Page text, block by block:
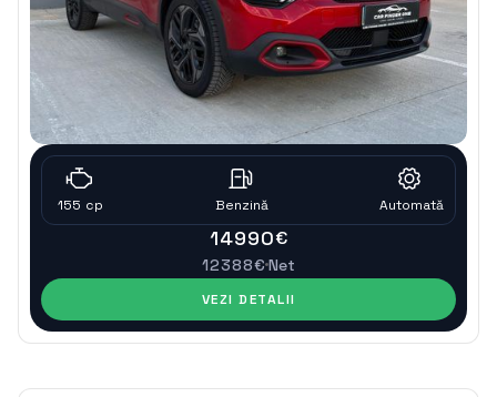
155 cp Benzinǎ Automatǎ
14990€
12388€ Net
VEZI DETALII